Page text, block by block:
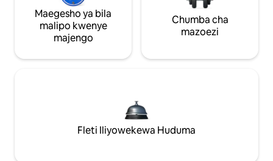
Maegesho ya bila
malipo kwenye
majengo
Chumba cha
mazoezi
Fleti Iliyowekewa Huduma